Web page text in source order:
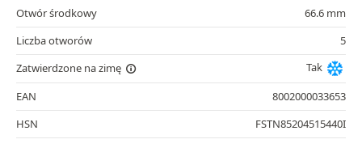
Otwór środkowy
66.6 mm
Liczba otworów
5
Zatwierdzone na zimę
Tak
EAN
8002000033653
HSN
FSTN85204515440I